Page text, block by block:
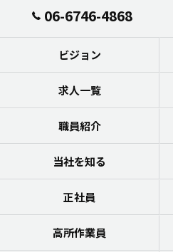
06-6746-4868
ビジョン
求人一覧
職員紹介
当社を知る
正社員
高所作業員